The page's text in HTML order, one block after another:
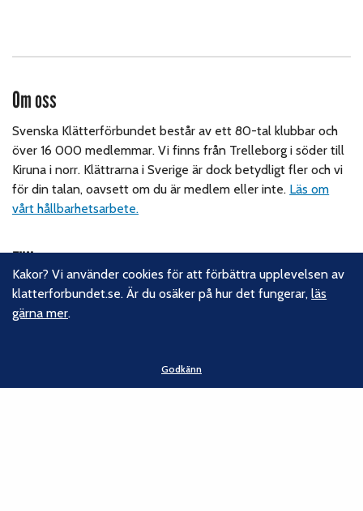
Om oss
Svenska Klätterförbundet består av ett 80-tal klubbar och
över 16 000 medlemmar. Vi finns från Trelleborg i söder till
Kiruna i norr. Klättrarna i Sverige är dock betydligt fler och vi
för din talan, oavsett om du är medlem eller inte. Läs om
vårt hållbarhetsarbete.
Följ oss
Facebook
Instagram
Kakor? Vi använder cookies för att förbättra upplevelsen av
klatterforbundet.se. Är du osäker på hur det fungerar,läs
gärna mer.
Godkänn